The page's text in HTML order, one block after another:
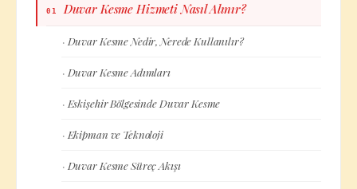
01 Duvar Kesme Hizmeti Nasıl Alınır?
· Duvar Kesme Nedir, Nerede Kullanılır?
· Duvar Kesme Adımları
· Eskişehir Bölgesinde Duvar Kesme
· Ekipman ve Teknoloji
· Duvar Kesme Süreç Akışı